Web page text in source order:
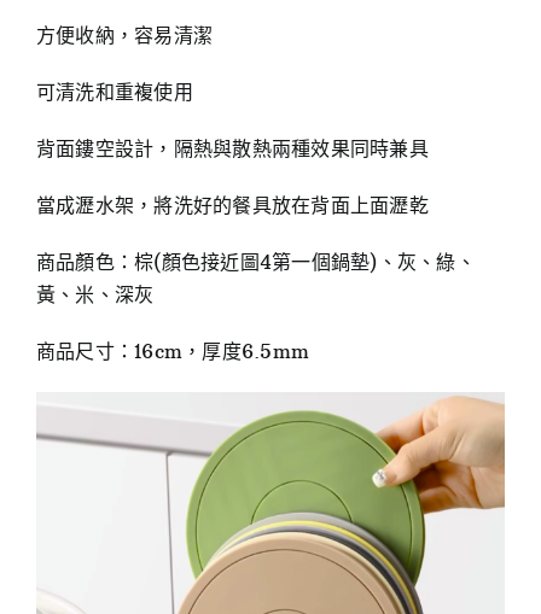
方便收納，容易清潔
可清洗和重複使用
背面鏤空設計，隔熱與散熱兩種效果同時兼具
當成瀝水架，將洗好的餐具放在背面上面瀝乾
商品顏色：棕(顏色接近圖4第一個鍋墊)、灰、綠、
黃、米、深灰
商品尺寸：16cm，厚度6.5mm